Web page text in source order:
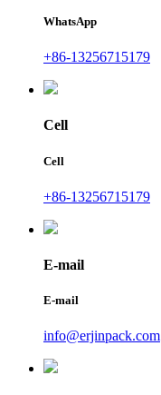
WhatsApp
+86-13256715179
Cell
Cell
+86-13256715179
E-mail
E-mail
info@erjinpack.com